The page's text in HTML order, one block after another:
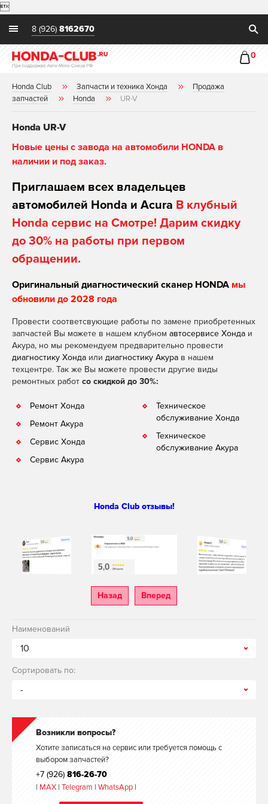

8 (926) 8162670
0
Honda Club Запчасти и техника Хонда
Продажа
запчастей
Honda UR-V
Honda UR-V
Новые цены с завода на автомобили HONDA в
наличии и под заказ.
Приглашаем всех владельцев
автомобилей Honda и Acura В клубный
Honda сервис на Смотре! Дарим скидку
до 30% на работы при первом
обращении.
Оригинальный диагностический сканер HONDA мы
обновили до 2028 года
Провести соответсвующие работы по замене приобретенных
запчастей Вы можете в нашем клубном автосервисе Хонда и
Акура, но мы рекомендуем предварительно провести
диагностику Хонда или диагностику Акура в нашем
техцентре. Так же Вы можете провести другие виды
ремонтных работ со скидкой до 30%:
Ремонт Хонда
Ремонт Акура
Сервис Хонда
Сервис Акура
Техническое
обслуживание Хонда
Техническое
обслуживание Акура
Honda Club отзывы!
Назад Вперед
Наименований
10
Сортировать по:
-
Возникли вопросы?
Хотите записаться на сервис или требуется помощь с
выбором запчастей?
+7 (926) 816-26-70
| MAX | Telegram | WhatsApp |